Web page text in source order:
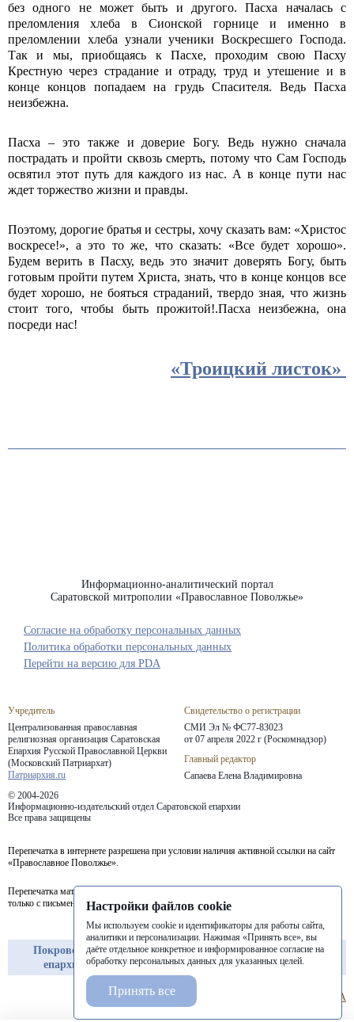
без одного не может быть и другого. Пасха началась с
преломления хлеба в Сионской горнице и именно в
преломлении хлеба узнали ученики Воскресшего Господа.
Так и мы, приобщаясь к Пасхе, проходим свою Пасху
Крестную через страдание и отраду, труд и утешение и в
конце концов попадаем на грудь Спасителя. Ведь Пасха
неизбежна.
Пасха – это также и доверие Богу. Ведь нужно сначала
пострадать и пройти сквозь смерть, потому что Сам Господь
освятил этот путь для каждого из нас. А в конце пути нас
ждет торжество жизни и правды.
Поэтому, дорогие братья и сестры, хочу сказать вам: «Христос
воскресе!», а это то же, что сказать: «Все будет хорошо».
Будем верить в Пасху, ведь это значит доверять Богу, быть
готовым пройти путем Христа, знать, что в конце концов все
будет хорошо, не бояться страданий, твердо зная, что жизнь
стоит того, чтобы быть прожитой!.Пасха неизбежна, она
посреди нас!
«Троицкий листок»
Информационно-аналитический портал
Саратовской митрополии «Православное Поволжье»
Учредитель
Централизованная православная
религиозная организация Саратовская
Епархия Русской Православной Церкви
(Московский Патриархат)
Патриархия.ru
Свидетельство о регистрации
СМИ Эл № ФС77-83023
от 07 апреля 2022 г (Роскомнадзор)
Главный редактор
Сапаева Елена Владимировна
© 2004-2026
Информационно-издательский отдел Саратовской епархии
Все права защищены
Согласие на обработку персональных данных
Политика обработки персональных данных
Перепечатка в интернете разрешена при условии наличия активной ссылки на сайт
«Православное Поволжье».
Перепечатка материалов портала в печатных изданиях (книгах, прессе) возможна
только с письменного разрешения редакции.
Покровская
епархия
Балашовская
епархия
Балаковская
епархия
Перейти на версию для PDA
Настройки файлов cookie
Мы используем cookie и идентификаторы для работы сайта,
аналитики и персонализации. Нажимая «Принять все», вы
даёте отдельное конкретное и информированное согласие на
обработку персональных данных для указанных целей.
Принять все